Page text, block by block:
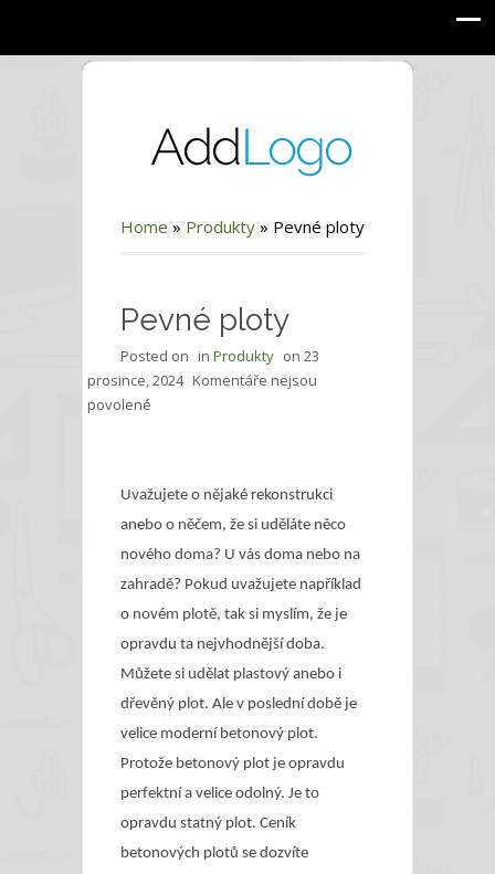
Home » Produkty » Pevné ploty
Pevné ploty
Posted on in Produkty on 23
prosince, 2024 Komentáře nejsou
povolené
Pevné
ploty
Uvažujete o nějaké rekonstrukci
anebo o něčem, že si uděláte něco
nového doma? U vás doma nebo na
zahradě? Pokud uvažujete například
o novém plotě, tak si myslím, že je
opravdu ta nejvhodnější doba.
Můžete si udělat plastový anebo i
dřevěný plot. Ale v poslední době je
velice moderní betonový plot.
Protože betonový plot je opravdu
perfektní a velice odolný. Je to
opravdu statný plot. Ceník
betonových plotů se dozvíte